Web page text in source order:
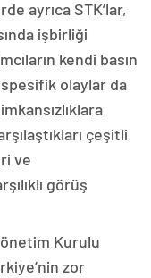
ayrıca STK’lar,
işbirliği
kendi basın
spesifik olaylar da
çeşitli
ve
görüş
Kurulu
zor